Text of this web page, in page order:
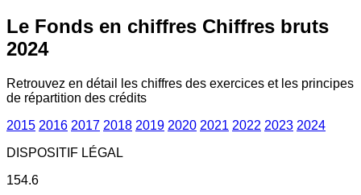
Le Fonds en chiffres Chiffres bruts
2024
Retrouvez en détail les chiffres des exercices et les principes
de répartition des crédits
2015 2016 2017 2018 2019 2020 2021 2022 2023 2024
DISPOSITIF LÉGAL
154.6